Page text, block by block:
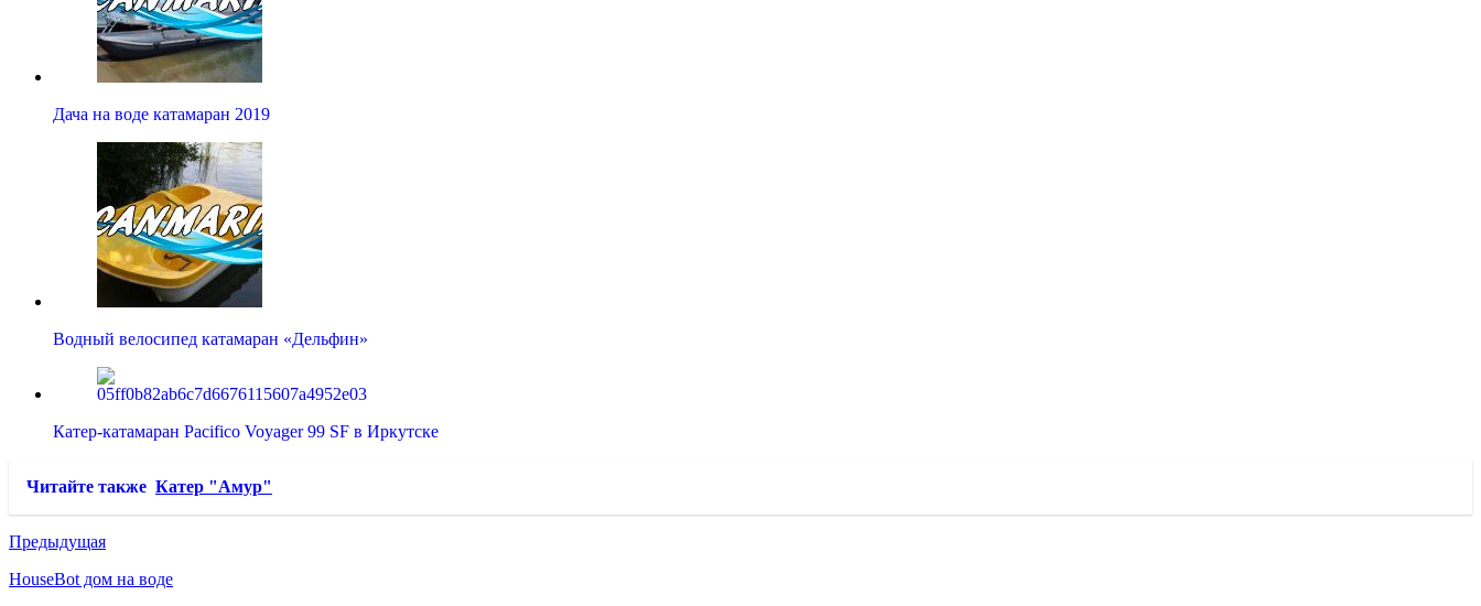
Дача на воде катамаран 2019
Водный велосипед катамаран «Дельфин»
Катер-катамаран Pacifico Voyager 99 SF в Иркутске
Читайте также Катер "Амур"
Предыдущая
HouseBot дом на воде